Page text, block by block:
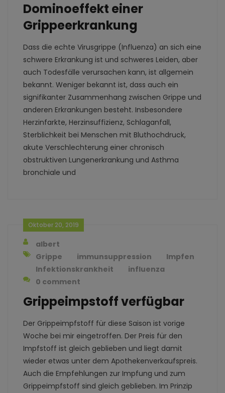
Dominoeffekt einer
Grippeerkrankung
Dass die echte Virusgrippe (Influenza) an sich eine
schwere Erkrankung ist und schweres Leiden, aber
auch Todesfälle verursachen kann, ist allgemein
bekannt. Weniger bekannt ist, dass auch ein
signifikanter Zusammenhang zwischen Grippe und
anderen Erkrankungen besteht. Insbesondere
Herzinfarkte, Herzinsuffizienz, Schlaganfall,
Sterblichkeit bei Menschen mit Bluthochdruck,
akute Verschlechterung einer chronisch
obstruktiven Lungenerkrankung und Asthma
bronchiale und
Oktober 20, 2019
albert
Grippe
immunsuppression
Impfen
Infektionskrankheit
influenza
0 comment
Grippeimpstoff verfügbar
Der Grippeimpfstoff für diese Saison ist vorige
Woche bei mir eingetroffen. Der Preis für den
Impfstoff ist gleich geblieben und liegt damit
wieder etwas unter dem Apothekenverkaufspreis.
Auch die Empfehlungen zur Impfung und zum
Grippeimpfstoff sind gleich geblieben. Im Prinzip